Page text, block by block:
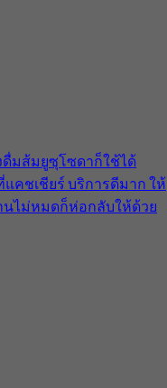
ดื่มส้มยูซุโซดาก็ใช้ได้
คชเชียร์ บริการดีมาก ให้
นไม่หมดก็ห่อกลับให้ด้วย